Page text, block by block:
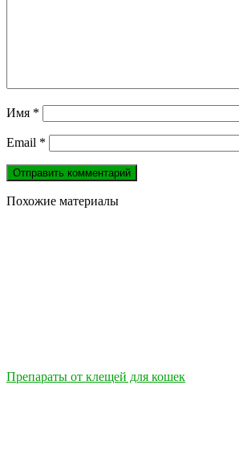
Имя *
Email *
Похожие материалы
Препараты от клещей для кошек